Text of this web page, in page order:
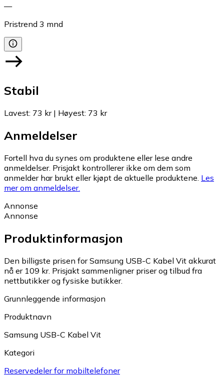
—
Pristrend 3 mnd
Stabil
Lavest: 73 kr| Høyest: 73 kr
Anmeldelser
Fortell hva du synes om produktene eller lese andre
anmeldelser. Prisjakt kontrollerer ikke om dem som
anmelder har brukt eller kjøpt de aktuelle produktene. Les
mer om anmeldelser.
Annonse
Annonse
Produktinformasjon
Den billigste prisen for Samsung USB-C Kabel Vit akkurat
nå er 109 kr. Prisjakt sammenligner priser og tilbud fra
nettbutikker og fysiske butikker.
Grunnleggende informasjon
Produktnavn
Samsung USB-C Kabel Vit
Kategori
Reservedeler for mobiltelefoner